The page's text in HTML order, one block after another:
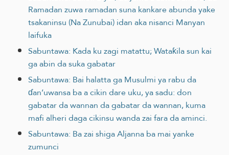
Ramadan zuwa ramadan suna kankare abunda yake
tsakaninsu (Na Zunubai) idan aka nisanci Manyan
laifuka
Sabuntawa: Kada ku zagi matattu; Wataƙila sun kai
ga abin da suka gabatar
Sabuntawa: Bai halatta ga Musulmi ya rabu da
ɗan’uwansa ba a cikin dare uku, ya sadu: don
gabatar da wannan da gabatar da wannan, kuma
mafi alheri daga cikinsu wanda zai fara da aminci.
Sabuntawa: Ba zai shiga Aljanna ba mai yanke
zumunci